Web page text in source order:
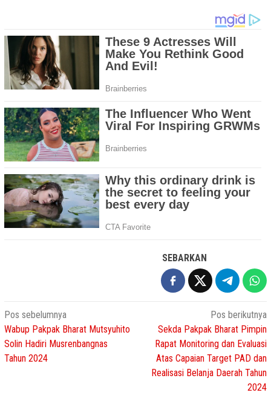
SEBARKAN
Navigasi
pos
Pos sebelumnya
Wabup Pakpak Bharat Mutsyuhito
Solin Hadiri Musrenbangnas
Tahun 2024
Pos berikutnya
Sekda Pakpak Bharat Pimpin
Rapat Monitoring dan Evaluasi
Atas Capaian Target PAD dan
Realisasi Belanja Daerah Tahun
2024